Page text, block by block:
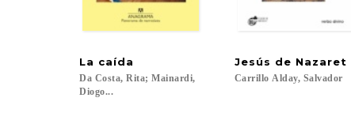
La caída
Da Costa, Rita; Mainardi,
Diogo...
Jesús de Nazaret
Carrillo Alday, Salvador